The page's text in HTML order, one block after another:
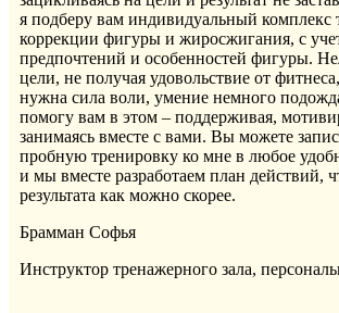
я подберу вам индивидуальный комплекс
коррекции фигуры и жиросжигания, с
предпочтений и особенностей фигуры.
цели, не получая удовольствие от
нужна сила воли, умение немного
помогу вам в этом – поддерживая,
занимаясь вместе с вами. Вы можете
пробную тренировку ко мне в любое
и мы вместе разработаем план действий,
результата как можно скорее.
Брамман Софья
Инструктор тренажерного зала,